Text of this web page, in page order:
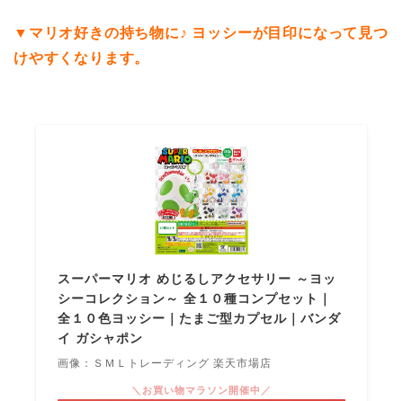
▼マリオ好きの持ち物に♪ ヨッシーが目印になって見つ
けやすくなります。
スーパーマリオ めじるしアクセサリー ～ヨッ
シーコレクション～ 全１０種コンプセット｜
全１０色ヨッシー｜たまご型カプセル｜バンダ
イ ガシャポン
画像：ＳＭＬトレーディング 楽天市場店
＼お買い物マラソン開催中／